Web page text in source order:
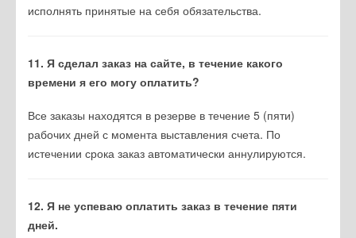
исполнять принятые на себя обязательства.
11. Я сделал заказ на сайте, в течение какого
времени я его могу оплатить?
Все заказы находятся в резерве в течение 5 (пяти)
рабочих дней с момента выставления счета. По
истечении срока заказ автоматически аннулируются.
12. Я не успеваю оплатить заказ в течение пяти
дней.